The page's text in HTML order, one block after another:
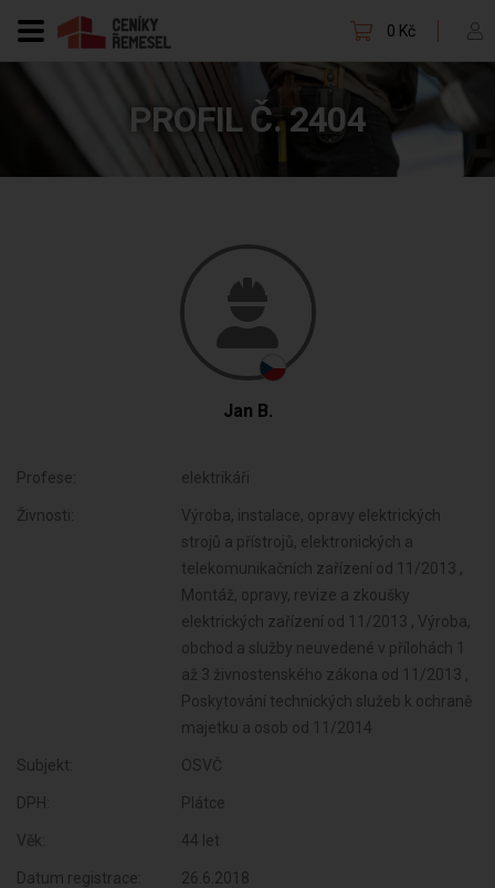
0 Kč
PROFIL Č. 2404
Jan B.
Profese: elektrikáři
Živnosti:
Výroba, instalace, opravy elektrických
strojů a přístrojů, elektronických a
telekomunikačních zařízení od 11/2013 ,
Montáž, opravy, revize a zkoušky
elektrických zařízení od 11/2013 , Výroba,
obchod a služby neuvedené v přílohách 1
až 3 živnostenského zákona od 11/2013 ,
Poskytování technických služeb k ochraně
majetku a osob od 11/2014
Subjekt: OSVČ
DPH: Plátce
Věk: 44 let
Datum registrace: 26.6.2018